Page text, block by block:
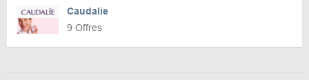
Caudalie
9 Offres